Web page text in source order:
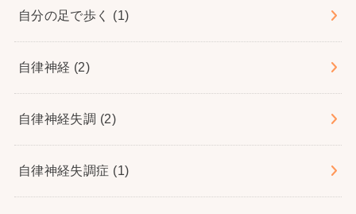
自分の足で歩く (1)
自律神経 (2)
自律神経失調 (2)
自律神経失調症 (1)